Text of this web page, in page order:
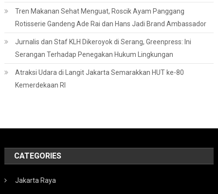
Tren Makanan Sehat Menguat, Roscik Ayam Panggang
Rotisserie Gandeng Ade Rai dan Hans Jadi Brand Ambassador
Jurnalis dan Staf KLH Dikeroyok di Serang, Greenpress: Ini
Serangan Terhadap Penegakan Hukum Lingkungan
Atraksi Udara di Langit Jakarta Semarakkan HUT ke-80
Kemerdekaan RI
CATEGORIES
Jakarta Raya